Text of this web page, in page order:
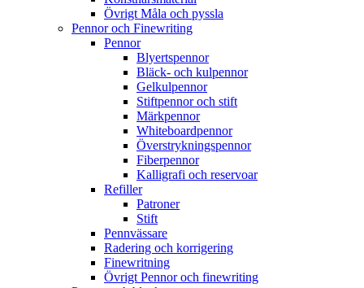
Övrigt Måla och pyssla
Pennor och Finewriting
Pennor
Blyertspennor
Bläck- och kulpennor
Gelkulpennor
Stiftpennor och stift
Märkpennor
Whiteboardpennor
Överstrykningspennor
Fiberpennor
Kalligrafi och reservoar
Refiller
Patroner
Stift
Pennvässare
Radering och korrigering
Finewritning
Övrigt Pennor och finewriting